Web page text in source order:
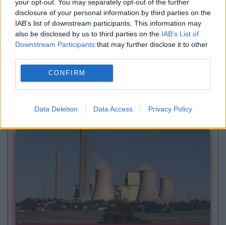
your opt-out. You may separately opt-out of the further
disclosure of your personal information by third parties on the
IAB’s list of downstream participants. This information may
also be disclosed by us to third parties on the IAB’s List of
Downstream Participants that may further disclose it to other
CONFIRM
Data Deletion Data Access Privacy Policy
SOCIAL
Vești bune despre Autostrada A8. Cum
avansează lucrările pe primul șantier din zona
montană